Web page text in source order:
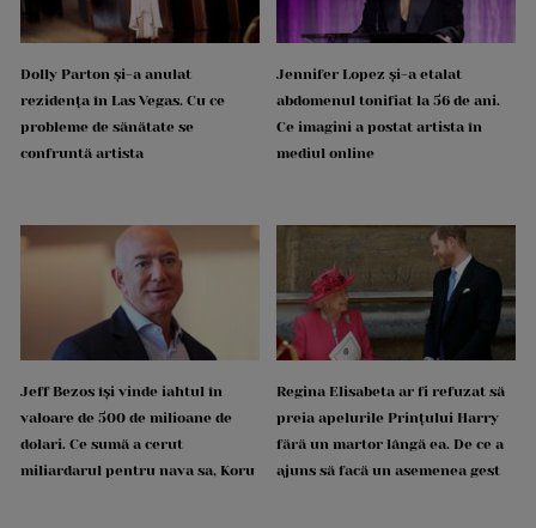
Dolly Parton și-a anulat
rezidența în Las Vegas. Cu ce
probleme de sănătate se
confruntă artista
Jennifer Lopez și-a etalat
abdomenul tonifiat la 56 de ani.
Ce imagini a postat artista în
mediul online
Jeff Bezos își vinde iahtul în
valoare de 500 de milioane de
dolari. Ce sumă a cerut
miliardarul pentru nava sa, Koru
Regina Elisabeta ar fi refuzat să
preia apelurile Prințului Harry
fără un martor lângă ea. De ce a
ajuns să facă un asemenea gest